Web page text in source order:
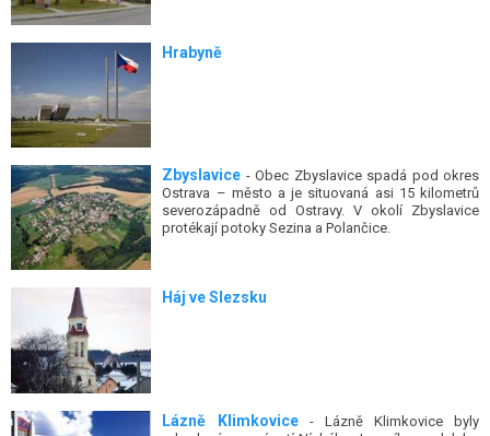
Hrabyně
Zbyslavice - Obec Zbyslavice spadá pod okres
Ostrava – město a je situovaná asi 15 kilometrů
severozápadně od Ostravy. V okolí Zbyslavice
protékají potoky Sezina a Polančice.
Háj ve Slezsku
Lázně Klimkovice- Lázně Klimkovice byly